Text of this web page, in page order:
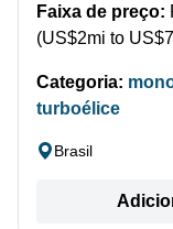
Faixa de preço:
(US$2mi to
Categoria:
turboélice
Brasil